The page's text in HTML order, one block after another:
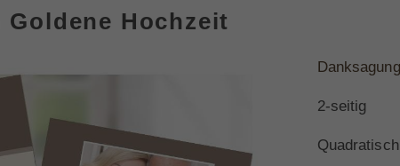
Hochzeit
2-seitig
Quadratisch